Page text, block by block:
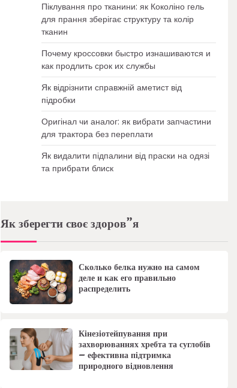
Піклування про тканини: як Коколіно гель
для прання зберігає структуру та колір
тканин
Почему кроссовки быстро изнашиваются и
как продлить срок их службы
Як відрізнити справжній аметист від
підробки
Оригінал чи аналог: як вибрати запчастини
для трактора без переплати
Як видалити підпалини від праски на одязі
та прибрати блиск
Як зберегти своє здоров”я
Сколько белка нужно на самом
деле и как его правильно
распределить
Кінезіотейпування при
захворюваннях хребта та суглобів
– ефективна підтримка
природного відновлення